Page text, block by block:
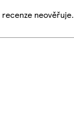
recenze neověřuje.